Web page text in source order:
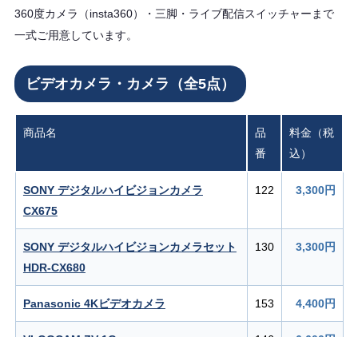
360度カメラ（insta360）・三脚・ライブ配信スイッチャーまで
一式ご用意しています。
ビデオカメラ・カメラ（全5点）
商品名
品
番
料金（税
込）
SONY デジタルハイビジョンカメラ
CX675
122 3,300円
SONY デジタルハイビジョンカメラセット
HDR-CX680
130 3,300円
Panasonic 4Kビデオカメラ 153 4,400円